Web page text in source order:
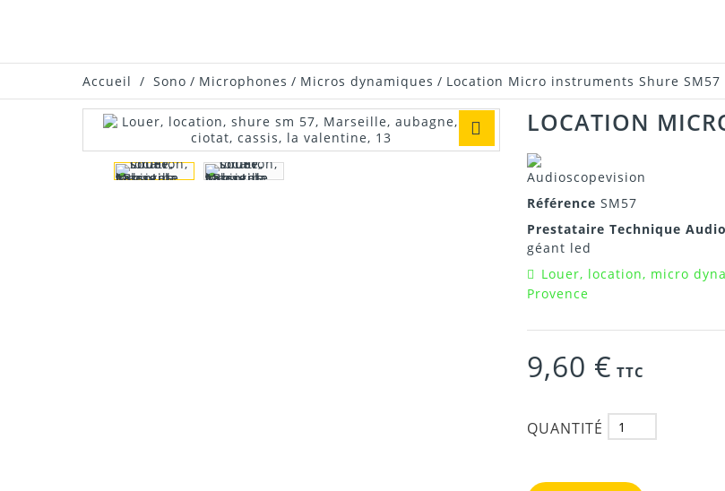
Accueil / Sono / Microphones / Micros dynamiques / Location Micro instruments Shure SM57
LOCATION
Référence SM57
Prestataire Technique
géant led
Louer, location, micro
Provence
9,60 € TTC
QUANTITÉ